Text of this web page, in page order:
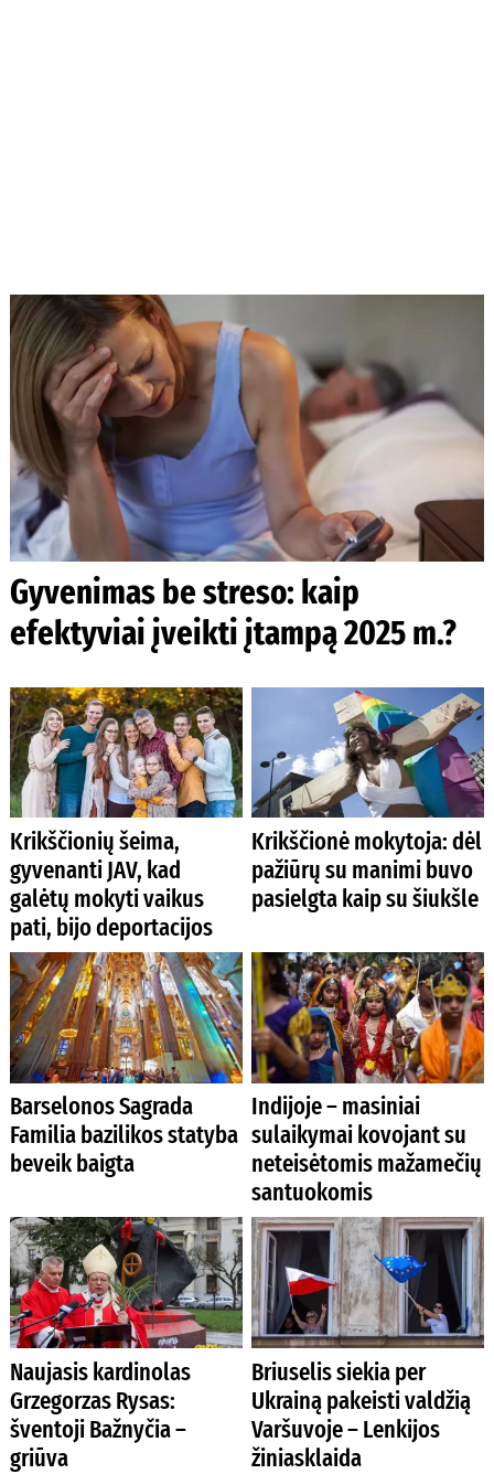
Gyvenimas be streso: kaip
efektyviai įveikti įtampą 2025 m.?
Krikščionių šeima,
gyvenanti JAV, kad
galėtų mokyti vaikus
pati, bijo deportacijos
Krikščionė mokytoja: dėl
pažiūrų su manimi buvo
pasielgta kaip su šiukšle
Barselonos Sagrada
Familia bazilikos statyba
beveik baigta
Indijoje – masiniai
sulaikymai kovojant su
neteisėtomis mažamečių
santuokomis
Naujasis kardinolas
Grzegorzas Rysas:
šventoji Bažnyčia –
griūva
Briuselis siekia per
Ukrainą pakeisti valdžią
Varšuvoje – Lenkijos
žiniasklaida